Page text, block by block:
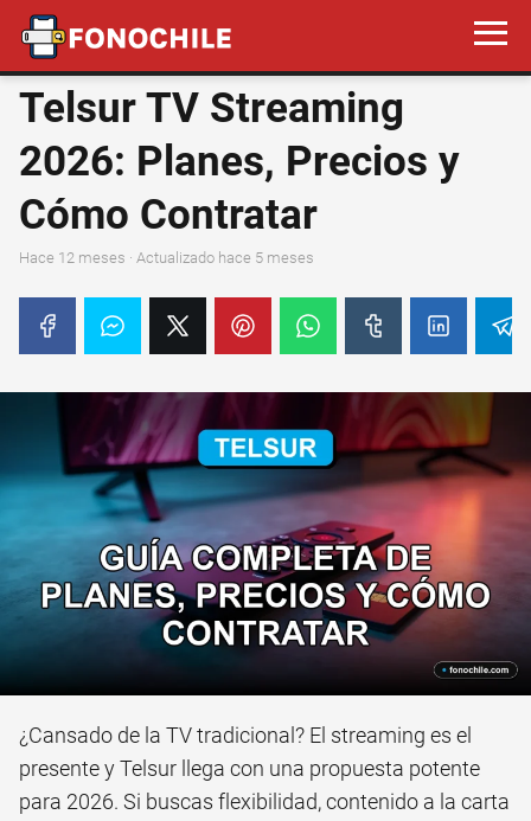
Telsur TV Streaming
2026: Planes, Precios y
Cómo Contratar
hace 12 meses · Actualizado hace 5 meses
¿Cansado de la TV tradicional? El streaming es el
presente y Telsur llega con una propuesta potente
para 2026. Si buscas flexibilidad, contenido a la carta